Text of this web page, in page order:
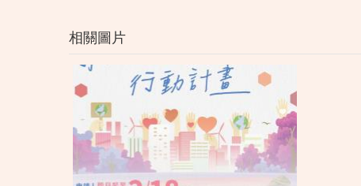
相關圖片